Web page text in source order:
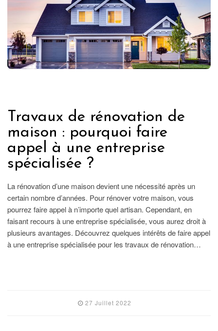
Travaux de rénovation de
maison : pourquoi faire
appel à une entreprise
spécialisée ?
La rénovation d’une maison devient une nécessité après un
certain nombre d’années. Pour rénover votre maison, vous
pourrez faire appel à n’importe quel artisan. Cependant, en
faisant recours à une entreprise spécialisée, vous aurez droit à
plusieurs avantages. Découvrez quelques intérêts de faire appel
à une entreprise spécialisée pour les travaux de rénovation…
27 Juillet 2022